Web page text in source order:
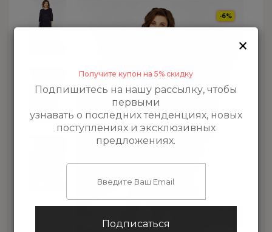
-6%
×
Получите купон на 5% скидку
Подпишитесь на нашу рассылку, чтобы
первыми
узнавать о последних тенденциях, новых
поступлениях и эксклюзивных
предложениях.
Подписаться